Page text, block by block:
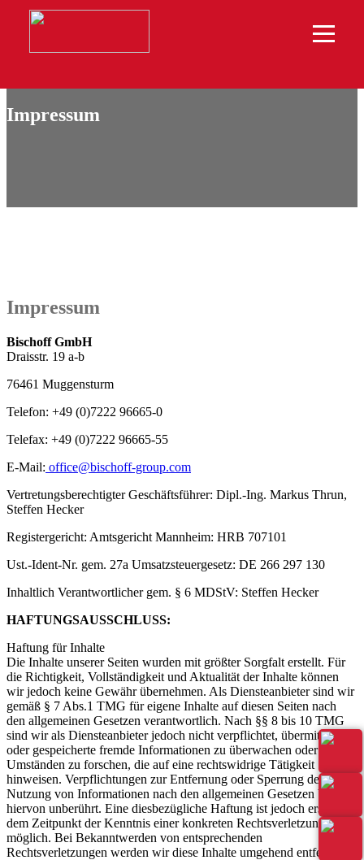
Impressum
Impressum
Bischoff GmbH
Draisstr. 19 a-b
76461 Muggensturm
Telefon: +49 (0)7222 96665-0
Telefax: +49 (0)7222 96665-55
E-Mail: office@bischoff-group.com
Vertretungsberechtigter Geschäftsführer: Dipl.-Ing. Markus Thrun,
Steffen Hecker
Registergericht: Amtsgericht Mannheim: HRB 707101
Ust.-Ident-Nr. gem. 27a Umsatzsteuergesetz: DE 266 297 130
Inhaltlich Verantwortlicher gem. § 6 MDStV: Steffen Hecker
HAFTUNGSAUSSCHLUSS:
Haftung für Inhalte
Die Inhalte unserer Seiten wurden mit größter Sorgfalt erstellt. Für
die Richtigkeit, Vollständigkeit und Aktualität der Inhalte können
wir jedoch keine Gewähr übernehmen. Als Diensteanbieter sind wir
gemäß § 7 Abs.1 TMG für eigene Inhalte auf diesen Seiten nach
den allgemeinen Gesetzen verantwortlich. Nach §§ 8 bis 10 TMG
sind wir als Diensteanbieter jedoch nicht verpflichtet, übermittelte
oder gespeicherte fremde Informationen zu überwachen oder nach
Umständen zu forschen, die auf eine rechtswidrige Tätigkeit
hinweisen. Verpflichtungen zur Entfernung oder Sperrung der
Nutzung von Informationen nach den allgemeinen Gesetzen bleiben
hiervon unberührt. Eine diesbezügliche Haftung ist jedoch erst ab
dem Zeitpunkt der Kenntnis einer konkreten Rechtsverletzung
möglich. Bei Bekanntwerden von entsprechenden
Rechtsverletzungen werden wir diese Inhalte umgehend entfernen.